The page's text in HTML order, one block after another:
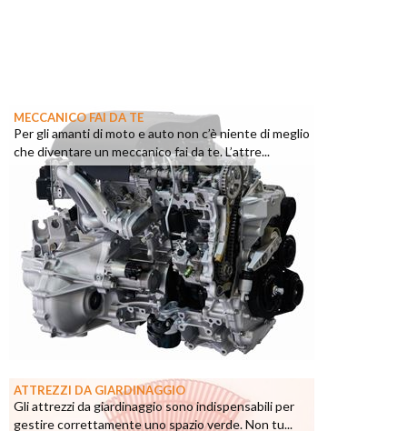
MECCANICO FAI DA TE
Per gli amanti di moto e auto non c’è niente di meglio
che diventare un meccanico fai da te. L’attre...
ATTREZZI DA GIARDINAGGIO
Gli attrezzi da giardinaggio sono indispensabili per
gestire correttamente uno spazio verde. Non tu...